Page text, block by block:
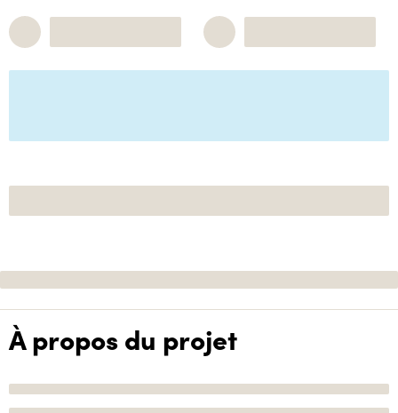
À propos du projet